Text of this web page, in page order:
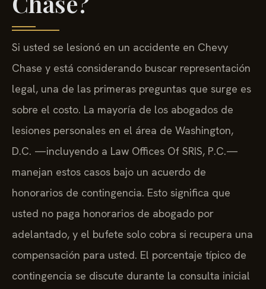
Si usted se lesionó en un accidente en Chevy
Chase y está considerando buscar representación
legal, una de las primeras preguntas que surge es
sobre el costo. La mayoría de los abogados de
lesiones personales en el área de Washington,
D.C. —incluyendo a Law Offices Of SRIS, P.C.—
manejan estos casos bajo un acuerdo de
honorarios de contingencia. Esto significa que
usted no paga honorarios de abogado por
adelantado, y el bufete solo cobra si recupera una
compensación para usted. El porcentaje típico de
contingencia se discute durante la consulta inicial